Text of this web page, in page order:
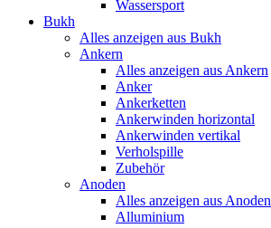
Wassersport
Bukh
Alles anzeigen aus Bukh
Ankern
Alles anzeigen aus Ankern
Anker
Ankerketten
Ankerwinden horizontal
Ankerwinden vertikal
Verholspille
Zubehör
Anoden
Alles anzeigen aus Anoden
Alluminium